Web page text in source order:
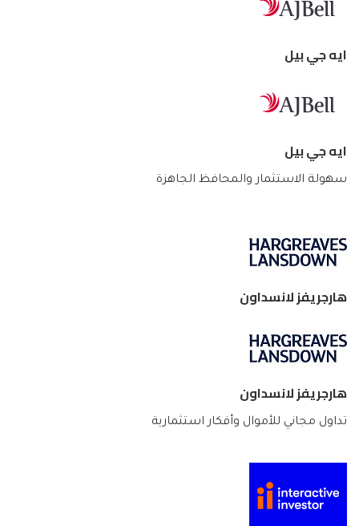
ايه جي بيل
ايه جي بيل
سهولة الاستثمار والمحافظ الجاهزة
هارجريفز لانسداون
هارجريفز لانسداون
تداول مجاني للأموال وأفكار استثمارية